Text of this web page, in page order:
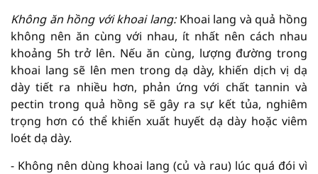
Không ăn hồng với khoai lang:Khoai lang và quả hồng
không nên ăn cùng với nhau, ít nhất nên cách nhau
khoảng 5h trở lên. Nếu ăn cùng, lượng đường trong
khoai lang sẽ lên men trong dạ dày, khiến dịch vị dạ
dày tiết ra nhiều hơn, phản ứng với chất tannin và
pectin trong quả hồng sẽ gây ra sự kết tủa, nghiêm
trọng hơn có thể khiến xuất huyết dạ dày hoặc viêm
loét dạ dày.
- Không nên dùng khoai lang (củ và rau) lúc quá đói vì